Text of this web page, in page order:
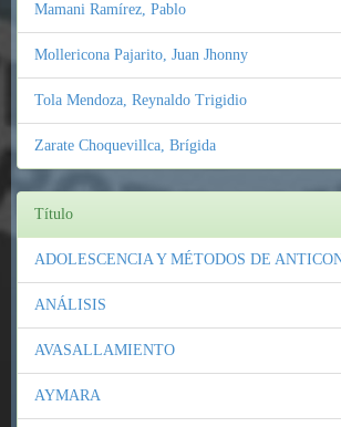
Mamani Ramírez, Pablo
Mollericona Pajarito, Juan Jhonny
Tola Mendoza, Reynaldo Trigidio
Zarate Choquevillca, Brígida
Título
ADOLESCENCIA Y MÉTODOS DE
ANÁLISIS
AVASALLAMIENTO
AYMARA